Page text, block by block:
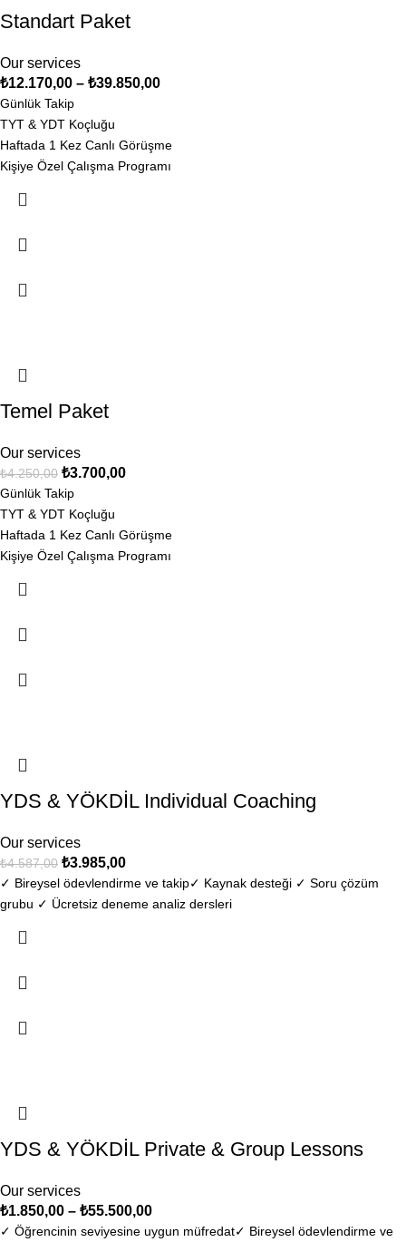
Standart Paket
Our services
₺12.170,00 – ₺39.850,00
Günlük Takip
TYT & YDT Koçluğu
Haftada 1 Kez Canlı Görüşme
Kişiye Özel Çalışma Programı
Soru Çözüm Grupları
Veli Bilgilendirme Sistemi
Temel Paket
Our services
₺4.250,00 ₺3.700,00
Günlük Takip
TYT & YDT Koçluğu
Haftada 1 Kez Canlı Görüşme
Kişiye Özel Çalışma Programı
YDS & YÖKDİL Individual Coaching
Our services
₺4.587,00 ₺3.985,00
✓ Bireysel ödevlendirme ve takip​ ✓ Kaynak desteği ✓ Soru çözüm
grubu ✓ Ücretsiz deneme analiz dersleri
YDS & YÖKDİL Private & Group Lessons
Our services
₺1.850,00 – ₺55.500,00
✓ Öğrencinin seviyesine uygun müfredat​ ✓ Bireysel ödevlendirme ve